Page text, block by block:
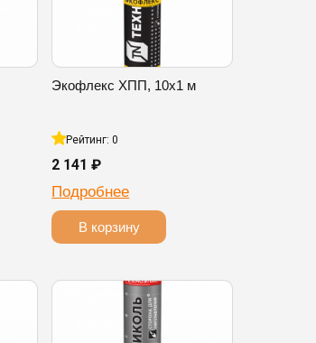
Экофлекс ХПП, 10х1 м
Рейтинг: 0
2 141 ₽
Подробнее
В корзину